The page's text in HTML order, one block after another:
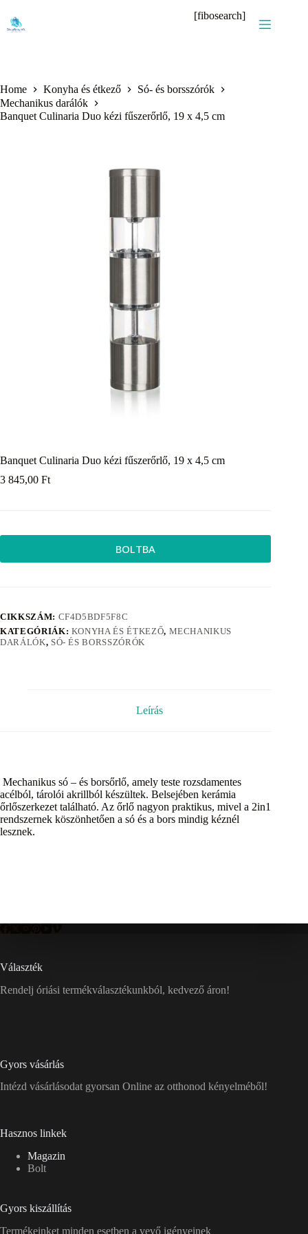
content
[fibosearch]
Home Konyha és étkező
Só- és borsszórók
Mechanikus darálók
Banquet Culinaria Duo kézi fűszerőrlő, 19 x 4,5 cm
Banquet Culinaria Duo kézi fűszerőrlő, 19 x 4,5 cm
3 845,00 Ft
BOLTBA
CIKKSZÁM: CF4D5BDF5F8C
KATEGÓRIÁK: KONYHA ÉS ÉTKEZŐ, MECHANIKUS
DARÁLÓK, SÓ- ÉS BORSSZÓRÓK
Leírás
Mechanikus só – és borsőrlő, amely teste rozsdamentes
acélból, tárolói akrillból készültek. Belsejében kerámia
őrlőszerkezet található. Az őrlő nagyon praktikus, mivel a 2in1
rendszernek köszönhetően a só és a bors mindig kéznél
lesznek.
Választék
Rendelj óriási termékválasztékunkból, kedvező áron!
Gyors vásárlás
Intézd vásárlásodat gyorsan Online az otthonod kényelméből!
Hasznos linkek
Magazin
Bolt
Gyors kiszállítás
Termékeinket minden esetben a vevő igényeinek